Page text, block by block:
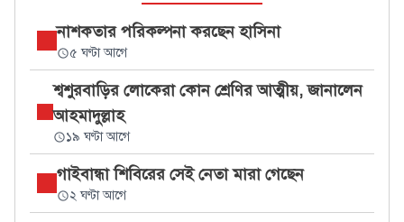
নাশকতার পরিকল্পনা করছেন হাসিনা
৫ ঘণ্টা আগে
শ্বশুরবাড়ির লোকেরা কোন শ্রেণির আত্মীয়, জানালেন
আহমাদুল্লাহ
১৯ ঘণ্টা আগে
গাইবান্ধা শিবিরের সেই নেতা মারা গেছেন
২ ঘণ্টা আগে